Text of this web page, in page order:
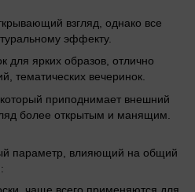
взгляд, однако все
эффекту.
для ярких образов, отлично
тематических вечеринок.
приподнимает внешний
более открытым и манящим.
параметр, влияющий на общий